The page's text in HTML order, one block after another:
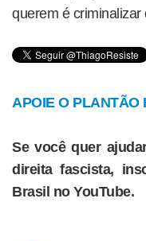
querem é
APOIE O
Se você quer
direita fascista,
Brasil no YouTube.